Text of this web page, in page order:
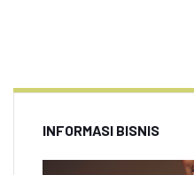
INFORMASI BISNIS